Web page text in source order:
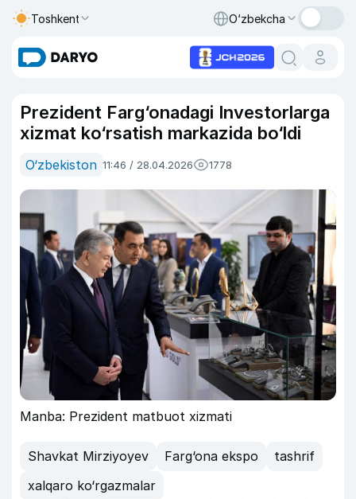
Toshkent O‘zbekcha
Prezident Farg‘onadagi Investorlarga
xizmat ko‘rsatish markazida bo‘ldi
O‘zbekiston 11:46 / 28.04.2026 1778
Manba: Prezident matbuot xizmati
Shavkat Mirziyoyev Farg‘ona ekspo
tashrif
xalqaro ko‘rgazmalar